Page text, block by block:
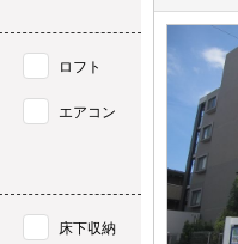
ロフト
エアコン
床下収納